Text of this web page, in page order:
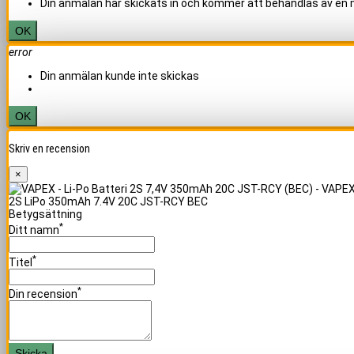
Din anmälan har skickats in och kommer att behandlas av en
OK
error
Din anmälan kunde inte skickas
OK
Skriv en recension
×
2S LiPo 350mAh 7.4V 20C JST-RCY BEC
Betygsättning
Ditt namn*
Titel *
Din recension*